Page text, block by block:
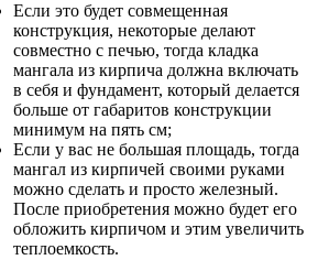
Если это будет совмещенная
конструкция, некоторые делают
совместно с печью, тогда кладка
мангала из кирпича должна включать
в себя и фундамент, который делается
больше от габаритов конструкции
минимум на пять см;
Если у вас не большая площадь, тогда
мангал из кирпичей своими руками
можно сделать и просто железный.
После приобретения можно будет его
обложить кирпичом и этим увеличить
теплоемкость.